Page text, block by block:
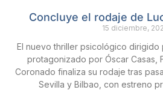
Concluye el rodaje de
15 diciembre,
El nuevo thriller psicológico dirigido
protagonizado por Óscar Casas,
Coronado finaliza su rodaje tras
Sevilla y Bilbao, con estreno